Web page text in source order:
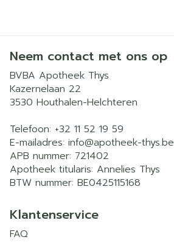
Neem contact met ons op
BVBA Apotheek Thys
Kazernelaan 22
3530 Houthalen-Helchteren
Telefoon: +32 11 52 19 59
E-mailadres: info@apotheek-thys.be
APB nummer: 721402
Apotheek titularis: Annelies Thys
BTW nummer: BE0425115168
Klantenservice
FAQ